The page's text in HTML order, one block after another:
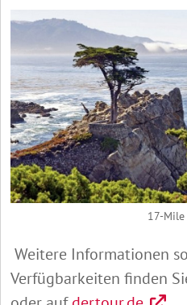
17-
Weitere Informationen
Verfügbarkeiten finden